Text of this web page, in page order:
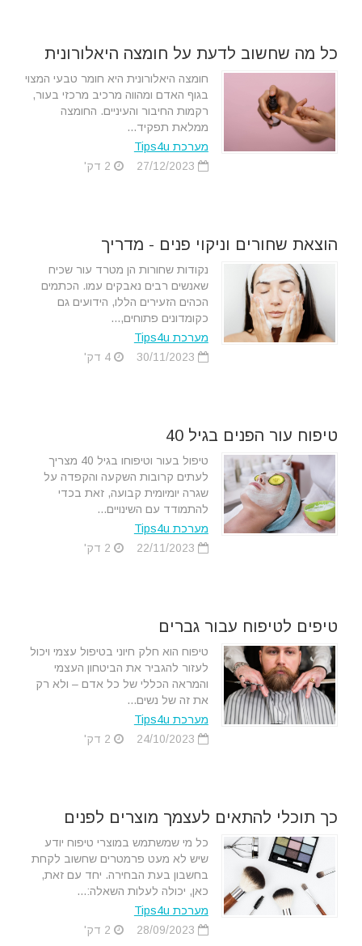
כל מה שחשוב לדעת על חומצה היאלורונית
חומצה היאלורונית היא חומר טבעי המצוי
בגוף האדם ומהווה מרכיב מרכזי בעור,
רקמות החיבור והעיניים. החומצה
ממלאת תפקיד...
מערכת Tips4u
הוצאת שחורים וניקוי פנים - מדריך
נקודות שחורות הן מטרד עור שכיח
שאנשים רבים נאבקים עמו. הכתמים
הכהים הזעירים הללו, הידועים גם
כקומדונים פתוחים,...
מערכת Tips4u
4 דק'
טיפוח עור הפנים בגיל 40
טיפול בעור וטיפוחו בגיל 40 מצריך
לעתים קרובות השקעה והקפדה על
שגרה יומיומית קבועה, זאת בכדי
להתמודד עם השינויים...
מערכת Tips4u
טיפים לטיפוח עבור גברים
טיפוח הוא חלק חיוני בטיפול עצמי ויכול
לעזור להגביר את הביטחון העצמי
והמראה הכללי של כל אדם – ולא רק
את זה של נשים...
מערכת Tips4u
כך תוכלי להתאים לעצמך מוצרים לפנים
כל מי שמשתמש במוצרי טיפוח יודע
שיש לא מעט פרמטרים שחשוב לקחת
בחשבון בעת הבחירה. יחד עם זאת,
כאן, יכולה לעלות השאלה:...
מערכת Tips4u